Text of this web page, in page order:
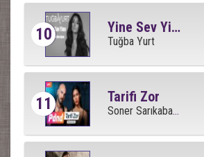
10 Yine Sev Yine
Tuğba Yurt
11 Tarifi Zor
Soner Sarıkabadayı